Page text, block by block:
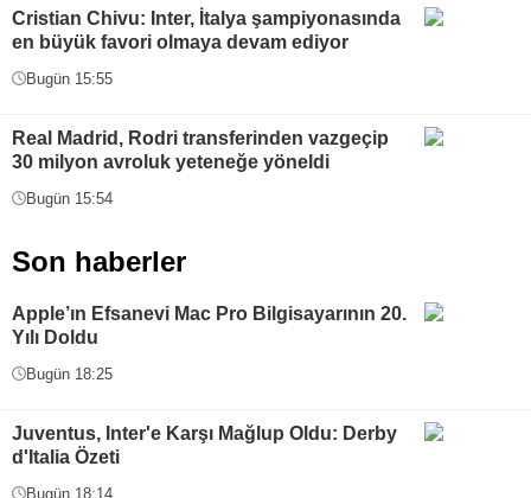
Cristian Chivu: Inter, İtalya şampiyonasında
en büyük favori olmaya devam ediyor
Bugün 15:55
Real Madrid, Rodri transferinden vazgeçip
30 milyon avroluk yeteneğe yöneldi
Bugün 15:54
Son haberler
Apple’ın Efsanevi Mac Pro Bilgisayarının 20.
Yılı Doldu
Bugün 18:25
Juventus, Inter'e Karşı Mağlup Oldu: Derby
d'Italia Özeti
Bugün 18:14